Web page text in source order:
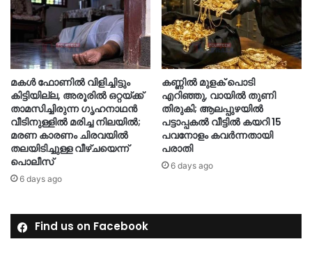
മകൾ ഫോണിൽ വിളിച്ചിട്ടും
കിട്ടിയില്ല, അരൂരിൽ ഒറ്റയ്ക്ക്
താമസിച്ചിരുന്ന ഗൃഹനാഥൻ
വീടിനുള്ളിൽ മരിച്ച നിലയിൽ;
മരണ കാരണം ചിരവയിൽ
തലയിടിച്ചുള്ള വീഴ്ചയെന്ന്
പൊലീസ്
6 days ago
കണ്ണിൽ മുളക് പൊടി
എറിഞ്ഞു, വായിൽ തുണി
തിരുകി; ആലപ്പുഴയിൽ
പട്ടാപ്പകൽ വീട്ടിൽ കയറി 15
പവനോളം കവർന്നതായി
പരാതി
6 days ago
Find us on Facebook